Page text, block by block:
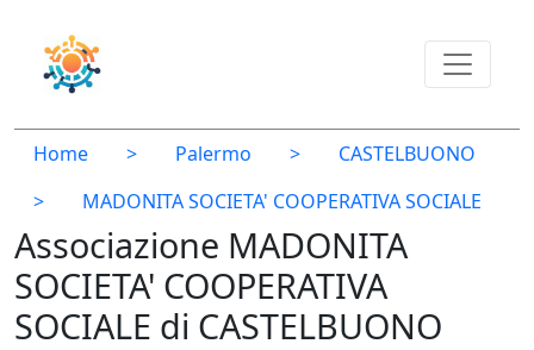
Home > Palermo >
CASTELBUONO
>
MADONITA SOCIETA' COOPERATIVA SOCIALE
Associazione MADONITA
SOCIETA' COOPERATIVA
SOCIALE di CASTELBUONO